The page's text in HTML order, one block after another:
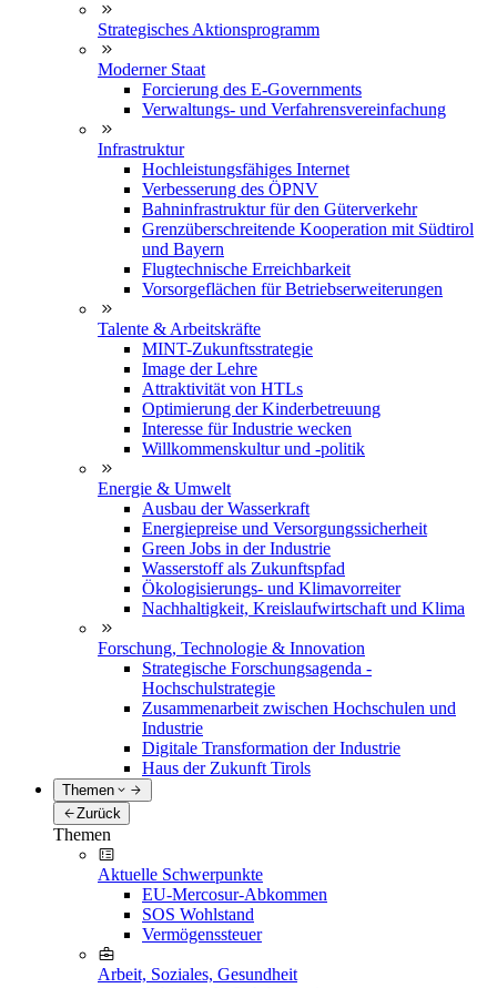
Strategisches Aktionsprogramm
Moderner Staat
Forcierung des E-Governments
Verwaltungs- und Verfahrensvereinfachung
Infrastruktur
Hochleistungsfähiges Internet
Verbesserung des ÖPNV
Bahninfrastruktur für den Güterverkehr
Grenzüberschreitende Kooperation mit Südtirol
und Bayern
Flugtechnische Erreichbarkeit
Vorsorgeflächen für Betriebserweiterungen
Talente & Arbeitskräfte
MINT-Zukunftsstrategie
Image der Lehre
Attraktivität von HTLs
Optimierung der Kinderbetreuung
Interesse für Industrie wecken
Willkommenskultur und -politik
Energie & Umwelt
Ausbau der Wasserkraft
Energiepreise und Versorgungssicherheit
Green Jobs in der Industrie
Wasserstoff als Zukunftspfad
Ökologisierungs- und Klimavorreiter
Nachhaltigkeit, Kreislaufwirtschaft und Klima
Forschung, Technologie & Innovation
Strategische Forschungsagenda -
Hochschulstrategie
Zusammenarbeit zwischen Hochschulen und
Industrie
Digitale Transformation der Industrie
Haus der Zukunft Tirols
Themen
Zurück
Themen
Aktuelle Schwerpunkte
EU-Mercosur-Abkommen
SOS Wohlstand
Vermögenssteuer
Arbeit, Soziales, Gesundheit